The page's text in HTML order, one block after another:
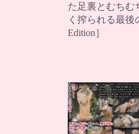
た足裏とむちむ
く搾られる最
Edition］